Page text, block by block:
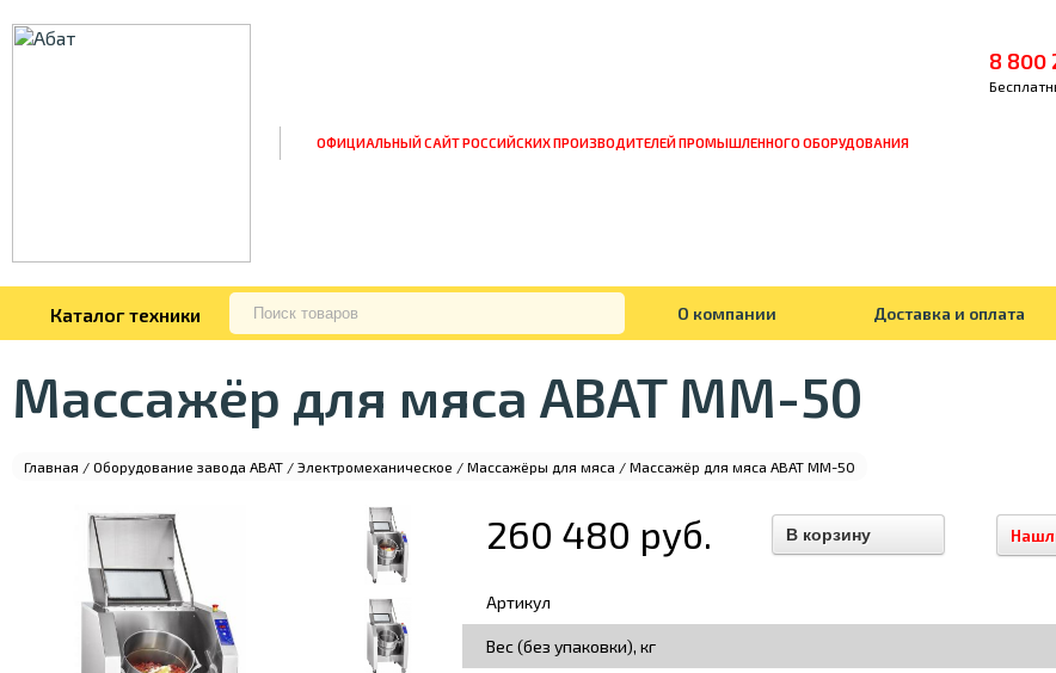
ОФИЦИАЛЬНЫЙ САЙТ РОССИЙСКИХ ПРОИЗВОДИТЕЛЕЙ ПРОМЫШЛЕННОГО ОБОРУДОВАНИЯ
8 800
Каталог техники О компании Доставка и оплата
Массажёр для мяса ABAT ММ-50
Главная / Оборудование завода ABAT / Электромеханическое / Массажёры для мяса / Массажёр для мяса ABAT ММ-50
260 480 руб.
Артикул
Вес (без упаковки), кг